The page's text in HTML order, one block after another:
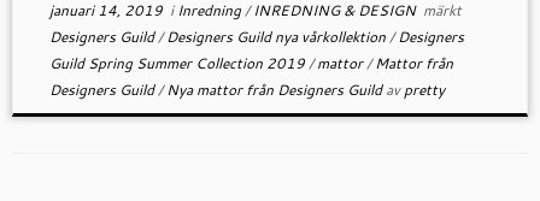
januari 14, 2019i Inredning/INREDNING & DESIGN märkt
Designers Guild/Designers Guild nya vårkollektion/Designers
Guild Spring Summer Collection 2019/mattor/Mattor från
Designers Guild/Nya mattor från Designers Guildavpretty